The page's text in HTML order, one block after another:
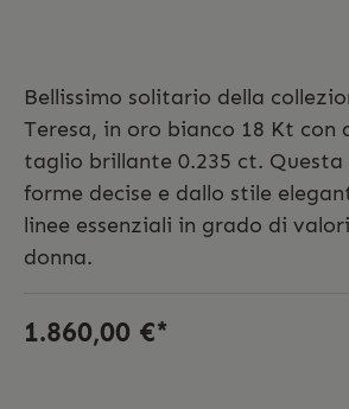
Bellissimo solitario della
Teresa, in oro bianco 18 Kt con
taglio brillante 0.235 ct. Questa
forme decise e dallo stile
linee essenziali in grado di
donna.
1.860,00 €*